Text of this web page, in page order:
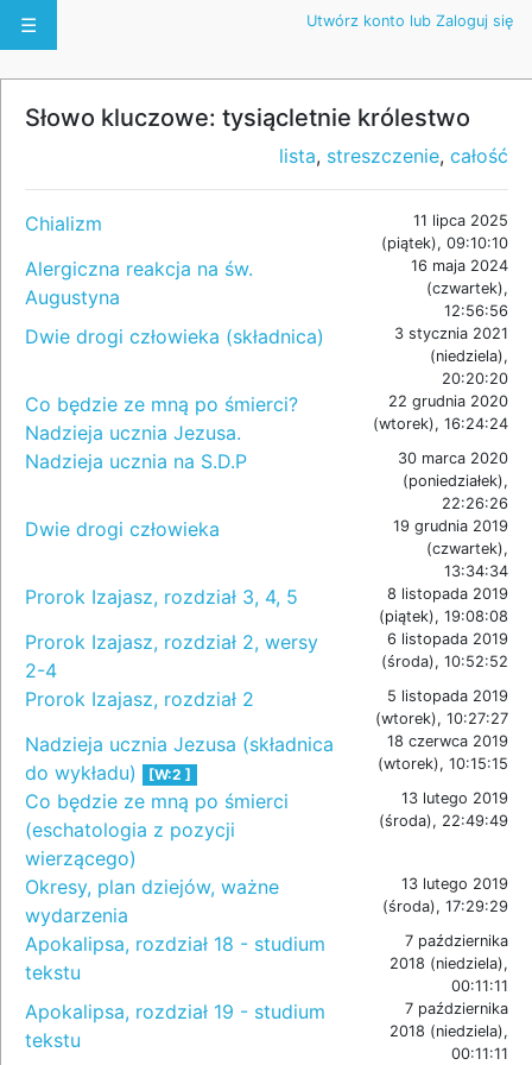
☰ Utwórz konto lub Zaloguj się
Słowo kluczowe: tysiącletnie królestwo
lista, streszczenie, całość
Chializm
11 lipca 2025
(piątek), 09:10:10
Alergiczna reakcja na św.
Augustyna
16 maja 2024
(czwartek),
12:56:56
Dwie drogi człowieka (składnica)
3 stycznia 2021
(niedziela),
20:20:20
Co będzie ze mną po śmierci?
Nadzieja ucznia Jezusa.
22 grudnia 2020
(wtorek), 16:24:24
Nadzieja ucznia na S.D.P
30 marca 2020
(poniedziałek),
22:26:26
Dwie drogi człowieka
19 grudnia 2019
(czwartek),
13:34:34
Prorok Izajasz, rozdział 3, 4, 5
8 listopada 2019
(piątek), 19:08:08
Prorok Izajasz, rozdział 2, wersy
2-4
6 listopada 2019
(środa), 10:52:52
Prorok Izajasz, rozdział 2
5 listopada 2019
(wtorek), 10:27:27
Nadzieja ucznia Jezusa (składnica
do wykładu)
[W:2 ]
18 czerwca 2019
(wtorek), 10:15:15
Co będzie ze mną po śmierci
(eschatologia z pozycji
wierzącego)
13 lutego 2019
(środa), 22:49:49
Okresy, plan dziejów, ważne
wydarzenia
13 lutego 2019
(środa), 17:29:29
Apokalipsa, rozdział 18 - studium
tekstu
7 października
2018 (niedziela),
00:11:11
Apokalipsa, rozdział 19 - studium
tekstu
7 października
2018 (niedziela),
00:11:11